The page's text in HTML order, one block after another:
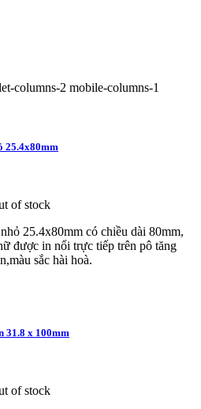
columns-2 mobile-columns-1
25.4x80mm
of stock
25.4x80mm có chiều dài 80mm,
được in nổi trực tiếp trên pô tăng
sắc hài hoà.
31.8 x 100mm
of stock